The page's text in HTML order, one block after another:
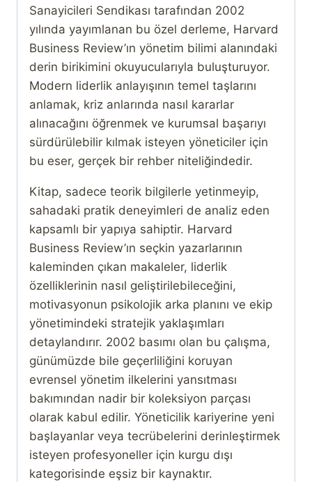
Sanayicileri Sendikası tarafından 2002
yılında yayımlanan bu özel derleme, Harvard
Business Review’ın yönetim bilimi alanındaki
derin birikimini okuyucularıyla buluşturuyor.
Modern liderlik anlayışının temel taşlarını
anlamak, kriz anlarında nasıl kararlar
alınacağını öğrenmek ve kurumsal başarıyı
sürdürülebilir kılmak isteyen yöneticiler için
bu eser, gerçek bir rehber niteliğindedir.
Kitap, sadece teorik bilgilerle yetinmeyip,
sahadaki pratik deneyimleri de analiz eden
kapsamlı bir yapıya sahiptir. Harvard
Business Review’ın seçkin yazarlarının
kaleminden çıkan makaleler, liderlik
özelliklerinin nasıl geliştirilebileceğini,
motivasyonun psikolojik arka planını ve ekip
yönetimindeki stratejik yaklaşımları
detaylandırır. 2002 basımı olan bu çalışma,
günümüzde bile geçerliliğini koruyan
evrensel yönetim ilkelerini yansıtması
bakımından nadir bir koleksiyon parçası
olarak kabul edilir. Yöneticilik kariyerine yeni
başlayanlar veya tecrübelerini derinleştirmek
isteyen profesyoneller için kurgu dışı
kategorisinde eşsiz bir kaynaktır.